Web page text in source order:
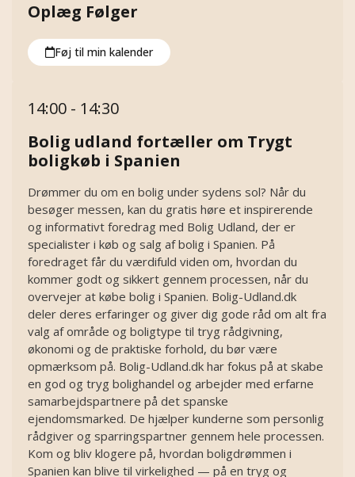
Oplæg Følger
Føj til min kalender
14:00 - 14:30
Bolig udland fortæller om Trygt
boligkøb i Spanien
Drømmer du om en bolig under sydens sol? Når du
besøger messen, kan du gratis høre et inspirerende
og informativt foredrag med Bolig Udland, der er
specialister i køb og salg af bolig i Spanien. På
foredraget får du værdifuld viden om, hvordan du
kommer godt og sikkert gennem processen, når du
overvejer at købe bolig i Spanien. Bolig-Udland.dk
deler deres erfaringer og giver dig gode råd om alt fra
valg af område og boligtype til tryg rådgivning,
økonomi og de praktiske forhold, du bør være
opmærksom på. Bolig-Udland.dk har fokus på at skabe
en god og tryg bolighandel og arbejder med erfarne
samarbejdspartnere på det spanske
ejendomsmarked. De hjælper kunderne som personlig
rådgiver og sparringspartner gennem hele processen.
Kom og bliv klogere på, hvordan boligdrømmen i
Spanien kan blive til virkelighed — på en tryg og